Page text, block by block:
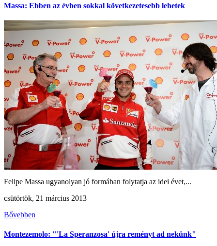
Massa: Ebben az évben sokkal következetesebb lehetek
Felipe Massa ugyanolyan jó formában folytatja az idei évet,...
csütörtök, 21 március 2013
Bővebben
Montezemolo: "'La Speranzosa' újra reményt ad nekünk"